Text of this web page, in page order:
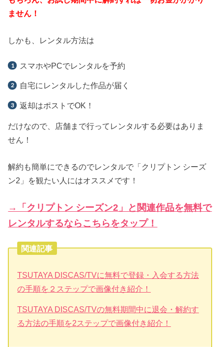
ません！
しかも、レンタル方法は
スマホやPCでレンタルを予約
自宅にレンタルした作品が届く
返却はポストでOK！
だけなので、店舗まで行ってレンタルする必要はありま
せん！
解約も簡単にできるのでレンタルで「クリプトン シーズ
ン2」を観たい人にはオススメです！
→「クリプトン シーズン2」と関連作品を無料で
レンタルするならこちらをタップ！
関連記事
TSUTAYA DISCAS/TVに無料で登録・入会する方法
の手順を２ステップで画像付き紹介！
TSUTAYA DISCAS/TVの無料期間中に退会・解約す
る方法の手順を2ステップで画像付き紹介！